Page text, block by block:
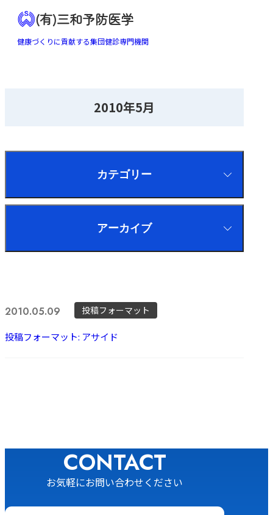
(有)三和予防医学
健康づくりに貢献する集団健診専門機関
2010年5月
カテゴリー
アーカイブ
2010.05.09 投稿フォーマット
投稿フォーマット: アサイド
CONTACT
お気軽にお問い合わせください